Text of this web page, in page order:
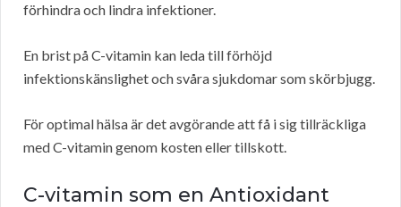
förhindra och lindra infektioner.
En brist på C-vitamin kan leda till förhöjd
infektionskänslighet och svåra sjukdomar som skörbjugg.
För optimal hälsa är det avgörande att få i sig tillräckliga
med C-vitamin genom kosten eller tillskott.
C-vitamin som en Antioxidant